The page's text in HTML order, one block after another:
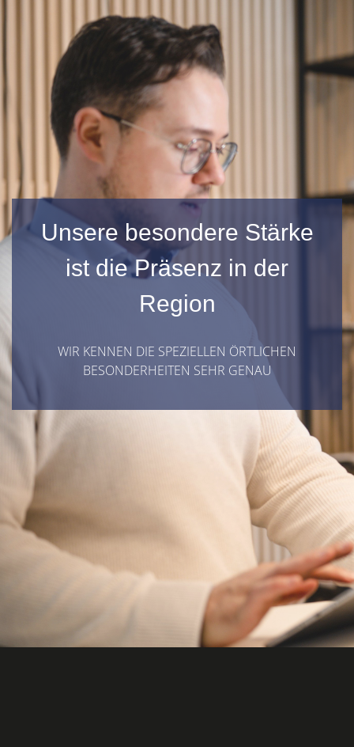
Unsere besondere Stärke
ist die Präsenz in der
Region
WIR KENNEN DIE SPEZIELLEN ÖRTLICHEN
BESONDERHEITEN SEHR GENAU